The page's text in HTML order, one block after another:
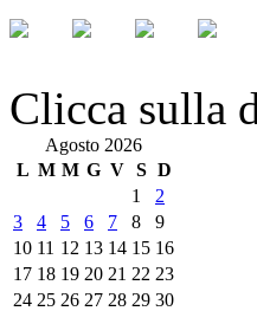
Clicca sulla
Agosto 2026
L M M G V S D
1
2
3
4 5 6 7 8
9
10 11 12 13 14 15 16
17 18 19 20 21 22 23
24 25 26 27 28 29 30